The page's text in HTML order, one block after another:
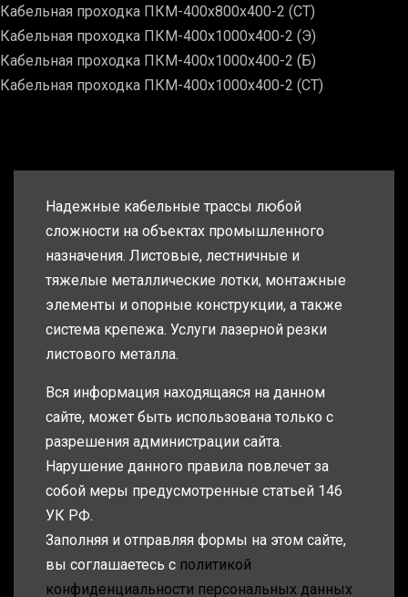
Кабельная проходка ПКМ-400х800х400-2 (СТ)
Кабельная проходка ПКМ-400х1000х400-2 (Э)
Кабельная проходка ПКМ-400х1000х400-2 (Б)
Кабельная проходка ПКМ-400х1000х400-2 (СТ)
Надежные кабельные трассы любой
сложности на объектах промышленного
назначения. Листовые, лестничные и
тяжелые металлические лотки, монтажные
элементы и опорные конструкции, а также
система крепежа. Услуги лазерной резки
листового металла.
Вся информация находящаяся на данном
сайте, может быть использована только с
разрешения администрации сайта.
Нарушение данного правила повлечет за
собой меры предусмотренные статьей 146
УК РФ.
Заполняя и отправляя формы на этом сайте,
вы соглашаетесь с политикой
конфиденциальности персональных данных